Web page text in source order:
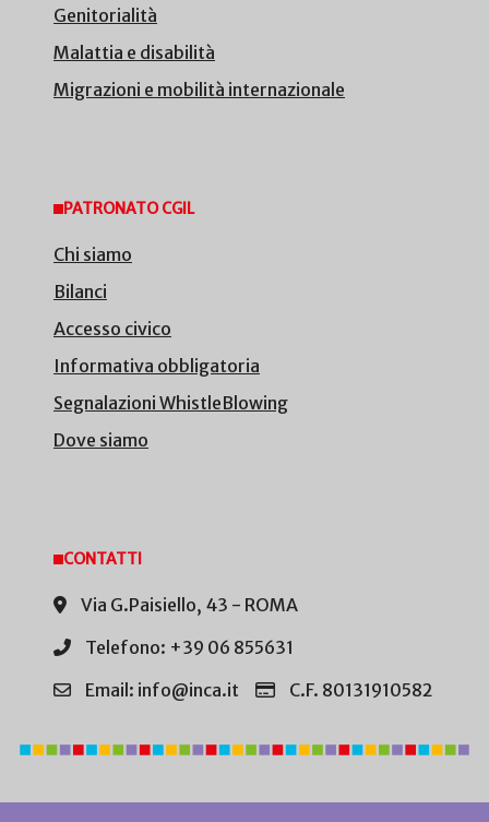
Genitorialità
Malattia e disabilità
Migrazioni e mobilità internazionale
PATRONATO CGIL
Chi siamo
Bilanci
Accesso civico
Informativa obbligatoria
Segnalazioni WhistleBlowing
Dove siamo
CONTATTI
Via G.Paisiello, 43 - ROMA
Telefono: +39 06 855631
Email: info@inca.it
C.F. 80131910582